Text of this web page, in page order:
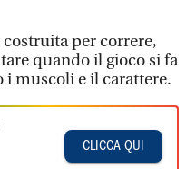
per correre,
quando il gioco si fa
i muscoli e il carattere.
CLICCA QUI